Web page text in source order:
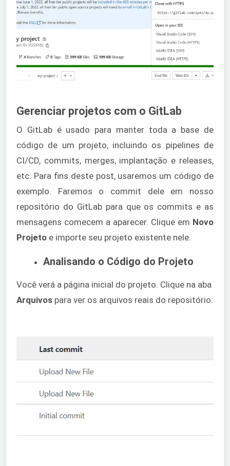
Gerenciar projetos com o GitLab
O GitLab é usado para manter toda a base de
código de um projeto, incluindo os pipelines de
CI/CD, commits, merges, implantação e releases,
etc. Para fins deste post, usaremos um código de
exemplo. Faremos o commit dele em nosso
repositório do GitLab para que os commits e as
mensagens comecem a aparecer. Clique em Novo
Projeto e importe seu projeto existente nele.
Analisando o Código do Projeto
Você verá a página inicial do projeto. Clique na aba
Arquivos para ver os arquivos reais do repositório: